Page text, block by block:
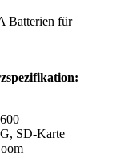
Batterien für
SD-Karte